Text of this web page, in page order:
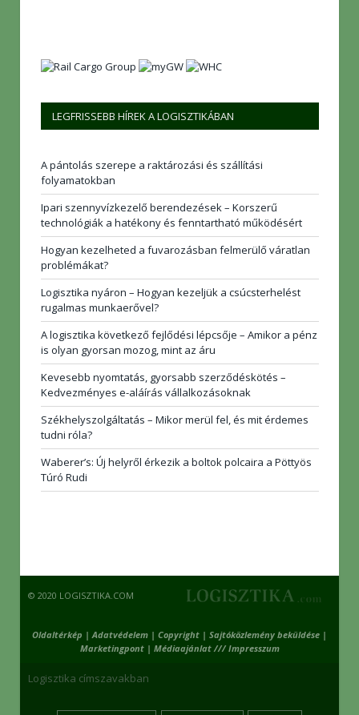
LEGFRISSEBB HÍREK A LOGISZTIKÁBAN
A pántolás szerepe a raktározási és szállítási
folyamatokban
Ipari szennyvízkezelő berendezések – Korszerű
technológiák a hatékony és fenntartható működésért
Hogyan kezelheted a fuvarozásban felmerülő váratlan
problémákat?
Logisztika nyáron – Hogyan kezeljük a csúcsterhelést
rugalmas munkaerővel?
A logisztika következő fejlődési lépcsője – Amikor a pénz
is olyan gyorsan mozog, mint az áru
Kevesebb nyomtatás, gyorsabb szerződéskötés –
Kedvezményes e-aláírás vállalkozásoknak
Székhelyszolgáltatás – Mikor merül fel, és mit érdemes
tudni róla?
Waberer’s: Új helyről érkezik a boltok polcaira a Pöttyös
Túró Rudi
© 2020 LOGISZTIKA.COM
Oldaltérkép | Adatvédelem | Copyright | Sajtóközlemény beküldése |
Marketingpont| Médiaajánlat /// Impresszum
Logisztika címszavakban